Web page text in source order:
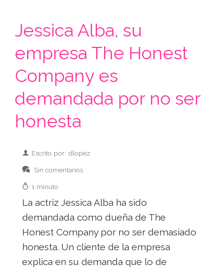
Jessica Alba, su
empresa The Honest
Company es
demandada por no ser
honesta
Escrito por: dlopez
Sin comentarios
1 minuto
La actriz Jessica Alba ha sido
demandada como dueña de The
Honest Company por no ser demasiado
honesta. Un cliente de la empresa
explica en su demanda que lo de